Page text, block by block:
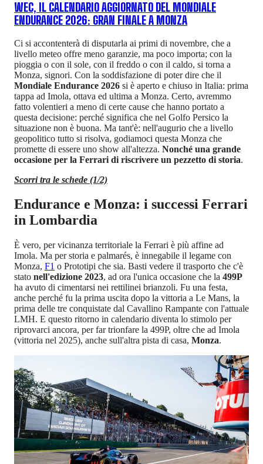
WEC, IL CALENDARIO AGGIORNATO DEL MONDIALE
ENDURANCE 2026: GRAN FINALE A MONZA
Ci si accontenterà di disputarla ai primi di novembre, che a
livello meteo offre meno garanzie, ma poco importa; con la
pioggia o con il sole, con il freddo o con il caldo, si torna a
Monza, signori. Con la soddisfazione di poter dire che il
Mondiale Endurance 2026 si è aperto e chiuso in Italia: prima
tappa ad Imola, ottava ed ultima a Monza. Certo, avremmo
fatto volentieri a meno di certe cause che hanno portato a
questa decisione: perché significa che nel Golfo Persico la
situazione non è buona. Ma tant'è: nell'augurio che a livello
geopolitico tutto si risolva, godiamoci questa Monza che
promette di essere uno show all'altezza. Nonché una grande
occasione per la Ferrari di riscrivere un pezzetto di storia.
Scorri tra le schede (1/2)
Endurance e Monza: i successi Ferrari
in Lombardia
È vero, per vicinanza territoriale la Ferrari è più affine ad
Imola. Ma per storia e palmarés, è innegabile il legame con
Monza, F1 o Prototipi che sia. Basti vedere il trasporto che c'è
stato nell'edizione 2023, ad ora l'unica occasione che la 499P
ha avuto di cimentarsi nei rettilinei brianzoli. Fu una festa,
anche perché fu la prima uscita dopo la vittoria a Le Mans, la
prima delle tre conquistate dal Cavallino Rampante con l'attuale
LMH. E questo ritorno in calendario diventa lo stimolo per
riprovarci ancora, per far trionfare la 499P, oltre che ad Imola
(vittoria nel 2025), anche sull'altra pista di casa, Monza.